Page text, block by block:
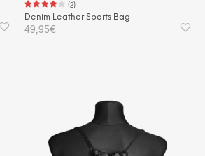
(2)
Denim Leather Sports Bag
49,95€